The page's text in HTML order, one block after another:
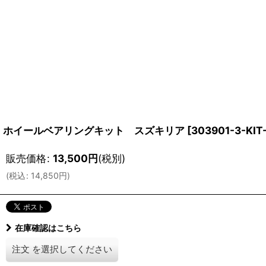
ホイールベアリングキット スズキリア [303901-3-
販売価格: 13,500円(税別)
(税込: 14,850円)
在庫確認はこちら
注文 を選択してください